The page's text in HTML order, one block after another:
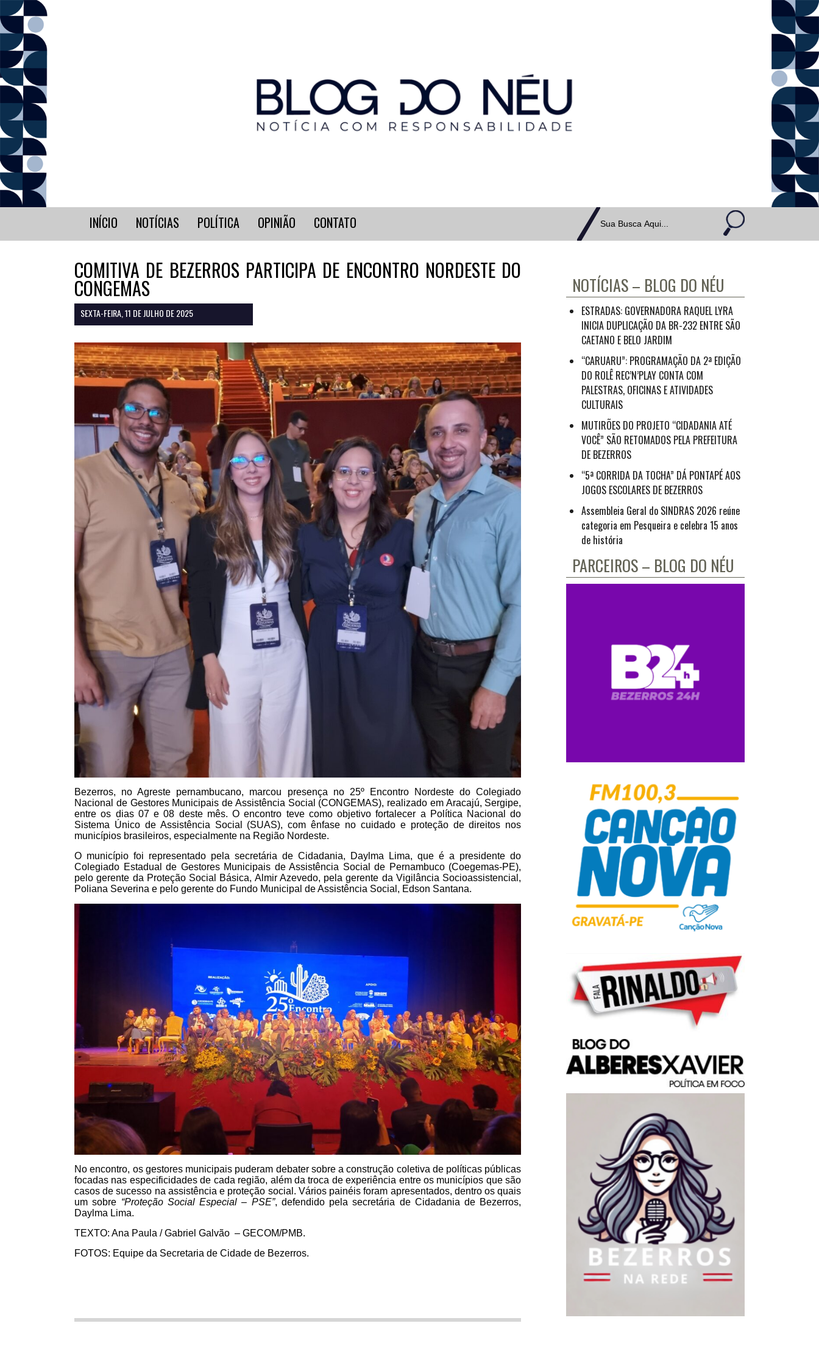
INÍCIO NOTÍCIAS POLÍTICA OPINIÃO CONTATO
COMITIVA DE BEZERROS PARTICIPA DE ENCONTRO NORDESTE DO
CONGEMAS
SEXTA-FEIRA, 11 DE JULHO DE 2025
Bezerros, no Agreste pernambucano, marcou presença no 25º Encontro Nordeste doColegiado
Nacional de Gestores Municipais de Assistência Social (CONGEMAS), realizado em Aracajú, Sergipe,
entre os dias 07 e 08 deste mês. O encontro teve como objetivo fortalecer a Política Nacional do
Sistema Único de Assistência Social (SUAS), com ênfase no cuidado e proteção de direitos nos
municípios brasileiros, especialmente na Região Nordeste.
O município foi representado pela secretária de Cidadania, Daylma Lima, que é a presidente do
Colegiado Estadual de Gestores Municipais de Assistência Social de Pernambuco (Coegemas-PE),
pelo gerente da Proteção Social Básica, Almir Azevedo, pela gerente da Vigilância Socioassistencial,
Poliana Severina e pelo gerente do Fundo Municipal de Assistência Social, Edson Santana.
No encontro, os gestores municipais puderam debater sobre a construção coletiva de políticas públicas
focadas nas especificidades de cada região, além da troca de experiência entre os municípios que são
casos de sucesso na assistência e proteção social. Vários painéis foram apresentados, dentro os quais
um sobre “Proteção Social Especial – PSE”, defendido pela secretária de Cidadania de Bezerros,
Daylma Lima.
TEXTO: Ana Paula / Gabriel Galvão – GECOM/PMB.
FOTOS: Equipe da Secretaria de Cidade de Bezerros.
NOTÍCIAS – BLOG DO NÉU
ESTRADAS: GOVERNADORA RAQUEL LYRA
INICIA DUPLICAÇÃO DA BR-232 ENTRE SÃO
CAETANO E BELO JARDIM
“CARUARU”: PROGRAMAÇÃO DA 2ª EDIÇÃO
DO ROLÊ REC’N’PLAY CONTA COM
PALESTRAS, OFICINAS E ATIVIDADES
CULTURAIS
MUTIRÕES DO PROJETO “CIDADANIA ATÉ
VOCÊ” SÃO RETOMADOS PELA PREFEITURA
DE BEZERROS
“5ª CORRIDA DA TOCHA” DÁ PONTAPÉ AOS
JOGOS ESCOLARES DE BEZERROS
Assembleia Geral do SINDRAS 2026 reúne
categoria em Pesqueira e celebra 15 anos
de história
PARCEIROS – BLOG DO NÉU